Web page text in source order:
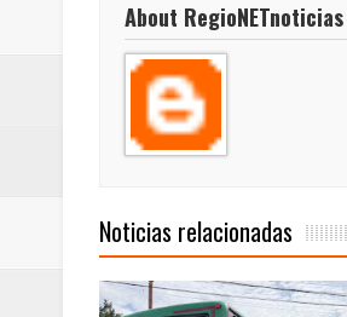
terrestre
About RegioNETnoticias
Noticias relacionadas